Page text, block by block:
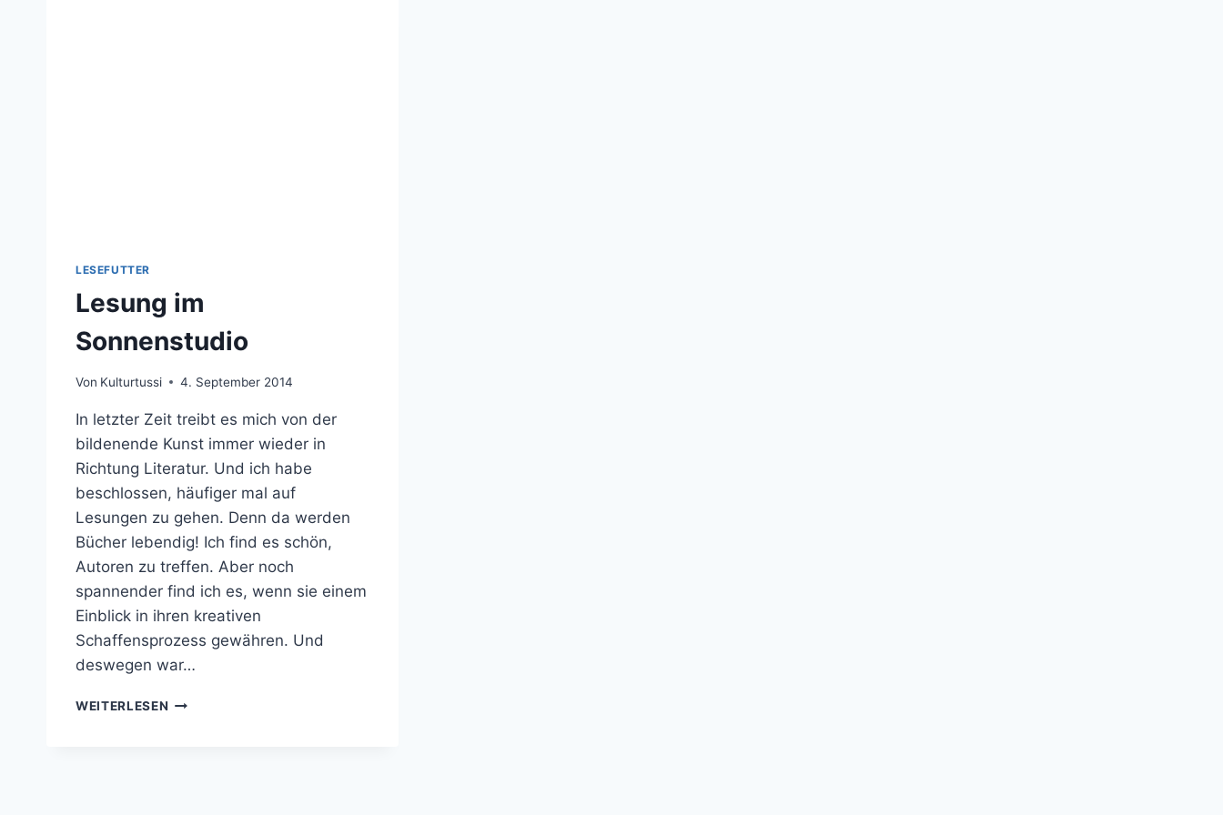
LESEFUTTER
Lesung im
Sonnenstudio
Von Kulturtussi 4. September 2014
In letzter Zeit treibt es mich von der
bildenende Kunst immer wieder in
Richtung Literatur. Und ich habe
beschlossen, häufiger mal auf
Lesungen zu gehen. Denn da werden
Bücher lebendig! Ich find es schön,
Autoren zu treffen. Aber noch
spannender find ich es, wenn sie einem
Einblick in ihren kreativen
Schaffensprozess gewähren. Und
deswegen war…
WEITERLESEN LESUNG